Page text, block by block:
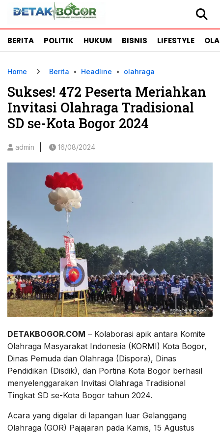
BERITA POLITIK HUKUM BISNIS LIFESTYLE
Home Berita • Headline • olahraga
Sukses! 472 Peserta Meriahkan
Invitasi Olahraga Tradisional
SD se-Kota Bogor 2024
admin 16/08/2024
DETAKBOGOR.COM – Kolaborasi apik antara Komite
Olahraga Masyarakat Indonesia (KORMI) Kota Bogor,
Dinas Pemuda dan Olahraga (Dispora), Dinas
Pendidikan (Disdik), dan Portina Kota Bogor berhasil
menyelenggarakan Invitasi Olahraga Tradisional
Tingkat SD se-Kota Bogor tahun 2024.
Acara yang digelar di lapangan luar Gelanggang
Olahraga (GOR) Pajajaran pada Kamis, 15 Agustus